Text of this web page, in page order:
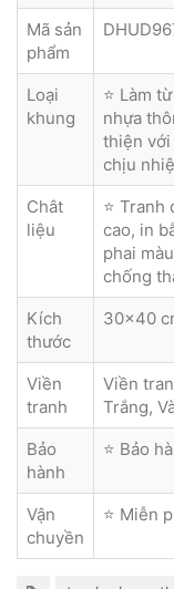
Mã sản
phẩm
Loại
khung
⭐ Làm
nhựa
thiện với
chịu
Chât
liệu
⭐
cao, in
phai
chống
Kích
thước
30x40
Viền
tranh
Viền
Trắng,
Bảo
hành
⭐ Bảo
Vận
chuyền
⭐ Miễn